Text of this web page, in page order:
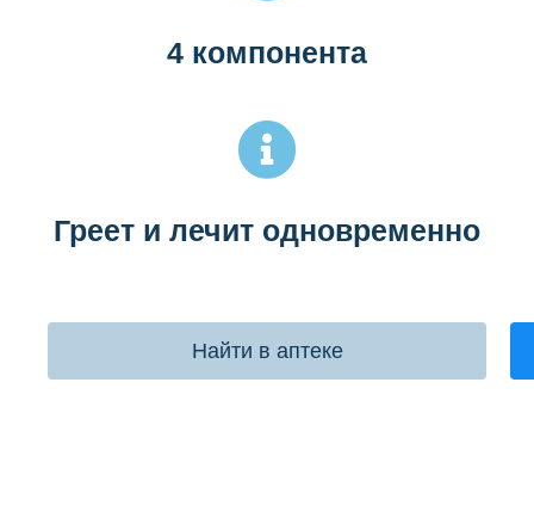
4 компонента
Греет и лечит одновременно
Найти в аптеке